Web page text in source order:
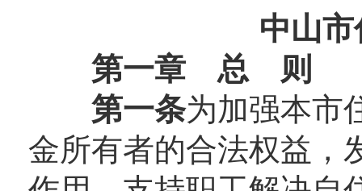
中山
第一章 总 则
第一条为加强本市
金所有者的合法权益，